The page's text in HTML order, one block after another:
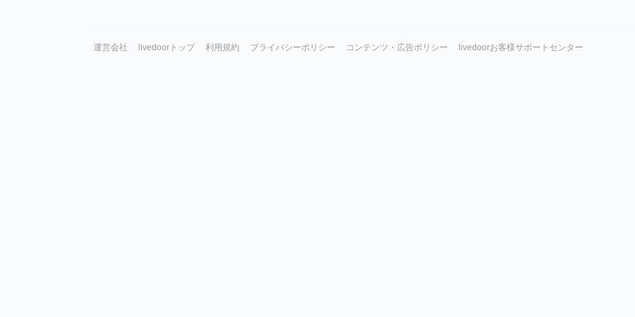
運営会社 livedoorトップ 利用規約 プライバシーポリシー コンテンツ・広告ポリシー livedoorお客様サポートセンター